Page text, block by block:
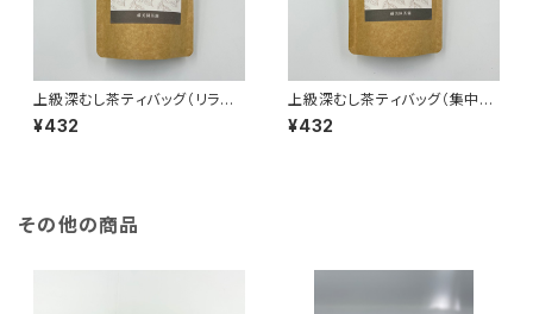
上級深むし茶ティバッグ（リラッ
クスしたいときのお茶）
¥432
上級深むし茶ティバッグ（集中し
たいときのお茶）
¥432
その他の商品